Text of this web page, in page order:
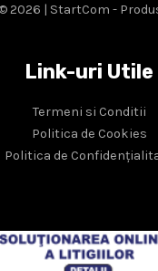
2026 | StartCom -
Link-uri Utile
Termeni si Conditii
Politica de Cookies
Politica de